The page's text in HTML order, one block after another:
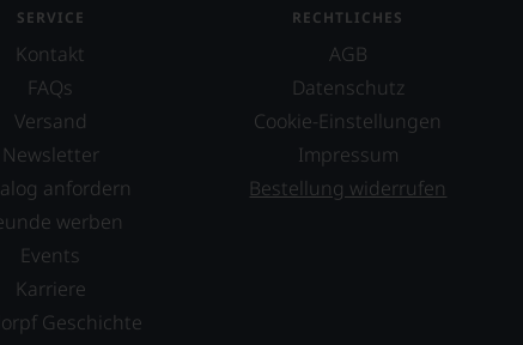
SERVICE
Kontakt
FAQs
Versand
Newsletter
anfordern
werben
Events
Karriere
Geschichte
RECHTLICHES
AGB
Datenschutz
Cookie-Einstellungen
Impressum
Bestellung widerrufen